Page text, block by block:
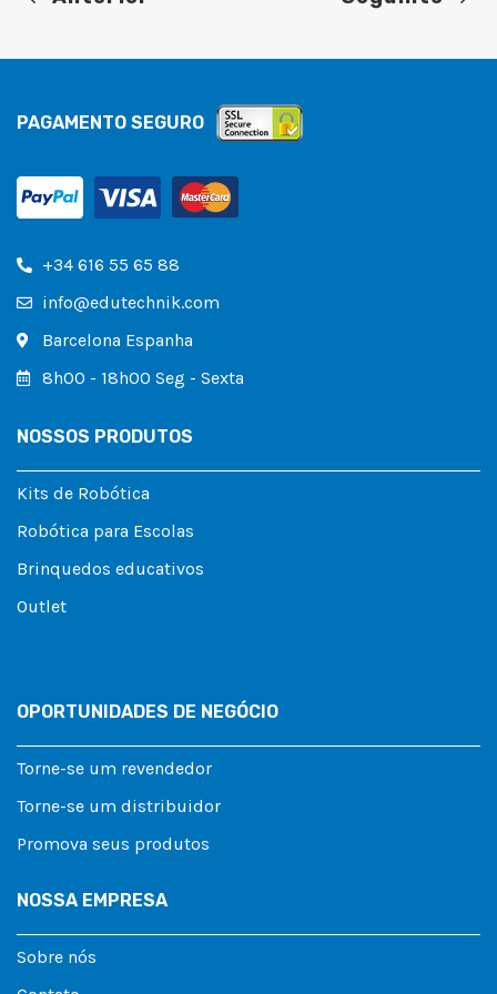
PAGAMENTO SEGURO
+34 616 55 65 88
info@edutechnik.com
Barcelona Espanha
8h00 - 18h00 Seg - Sexta
NOSSOS PRODUTOS
Kits de Robótica
Robótica para Escolas
Brinquedos educativos
Outlet
OPORTUNIDADES DE NEGÓCIO
Torne-se um revendedor
Torne-se um distribuidor
Promova seus produtos
NOSSA EMPRESA
Sobre nós